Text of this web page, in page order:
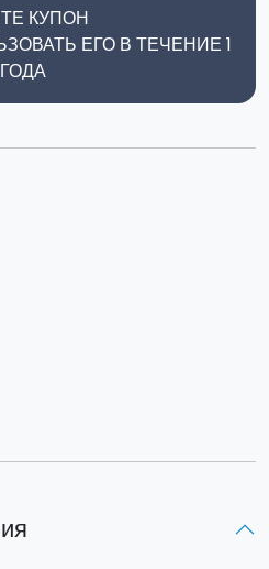
КУПОН
ЕГО В ТЕЧЕНИЕ 1
ГОДА